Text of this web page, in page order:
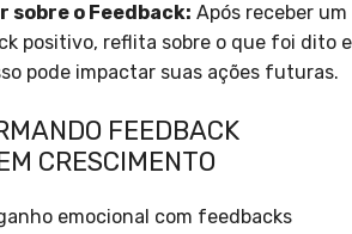
sobre o Feedback: Após receber um
positivo, reflita sobre o que foi dito e
pode impactar suas ações futuras.
FEEDBACK
CRESCIMENTO
emocional com feedbacks